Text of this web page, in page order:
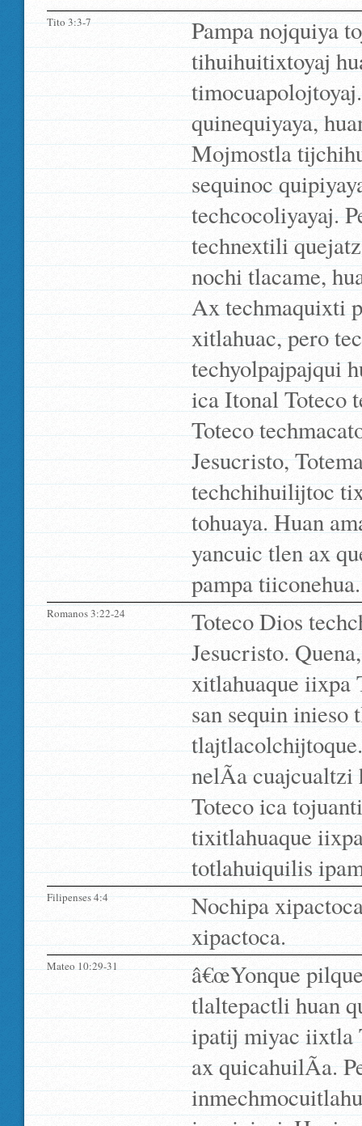
Tito 3:3-7
Pampa nojquiya
tihuihuitixtoyaj
quinequiyaya,
Mojmostla
sequinoc
techcocoliyayaj.
technextili
nochi tlacame,
Ax techmaquixti
xitlahuac, pero
techyolpajpajqui
ica Itonal Toteco
Toteco
Jesucristo,
techchihuilijtoc
tohuaya. Huan
yancuic tlen ax
pampa tiiconehua.
Romanos 3:22-24
Toteco Dios
Jesucristo.
xitlahuaque iixpa
san sequin inieso
nelÃ­a cuajcualtzi
Toteco ica
tixitlahuaque
totlahuiquilis
Filipenses 4:4
Nochipa
xipactoca.
Mateo 10:29-31
â€œYonque
tlaltepactli huan
ipatij miyac iixtla
ax quicahuilÃ­a.